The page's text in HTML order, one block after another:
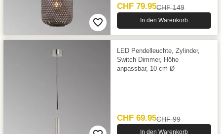
CHF 79.95CHF 149
In den Warenkorb
LED Pendelleuchte, Zylinder,
Switch Dimmer, Höhe
anpassbar, 10 cm Ø
CHF 69.95CHF 99
In den Warenkorb